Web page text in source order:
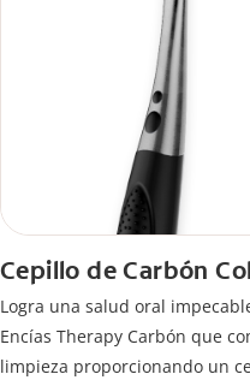
Cepillo de Carbón
Logra una salud oral
Encías Therapy Carbón que
limpieza proporcionando un